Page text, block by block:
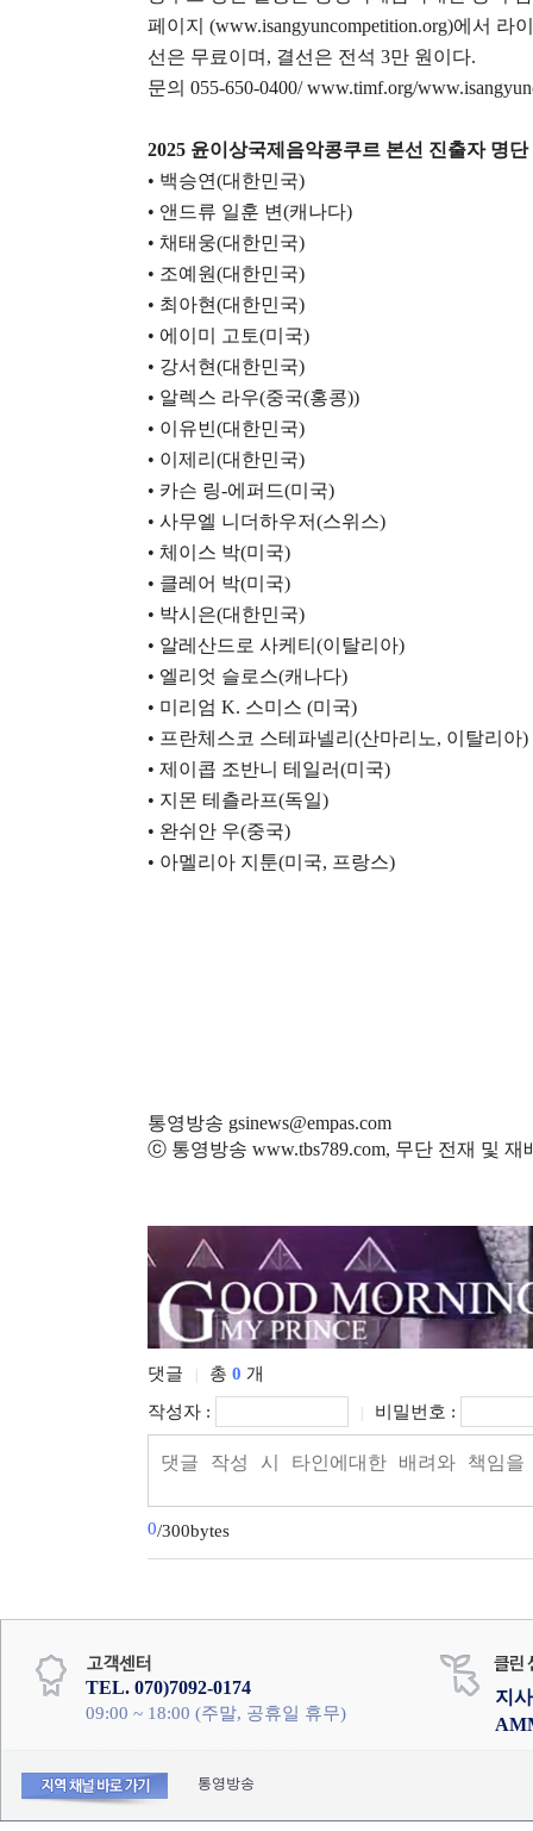
페이지 (www.isangyuncompetition.org)에서 라
선은 무료이며 , 결선은 전석 3만 원이다.
문의 055-650-0400/ www.timf.org/
2025 윤이상국제음악콩쿠르 본선 진출자 명단
• 백승연(대한민국)
• 앤드류 일훈 변(캐나다)
• 채태웅(대한민국)
• 조예원(대한민국)
• 최아현(대한민국)
• 에이미 고토(미국)
• 강서현(대한민국)
• 알렉스 라우(중국(홍콩))
• 이유빈(대한민국)
• 이제리 (대한민국)
• 카슨 링-에퍼드(미국)
• 사무엘 니더하우저(스위스)
• 체이스 박(미국)
• 클레어 박(미국)
• 박시은(대한민국)
• 알레산드로 사케티 (이탈리아)
• 엘리엇 슬로스(캐나다)
• 미리엄 K. 스미스 (미국)
• 프란체스코 스테파넬리 (산마리노, 이탈리아)
• 제이콥 조반니 테일러(미국)
• 지몬 테츨라프(독일)
• 완쉬안 우(중국)
• 아멜리아 지툰(미국, 프랑스)
통영방송 gsinews@empas.com
ⓒ 통영방송 www.tbs789.com, 무단 전재 및 재
댓글 총 0 개
작성자 :
비밀번호 :
0/300bytes
TEL. 070)7092-0174
09:00 ~ 18:00 (주말, 공휴일 휴무)
지
통영방송